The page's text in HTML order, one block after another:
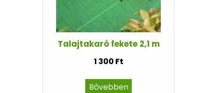
Talajtakaró fekete 2,1 m
1 300 Ft
Bővebben